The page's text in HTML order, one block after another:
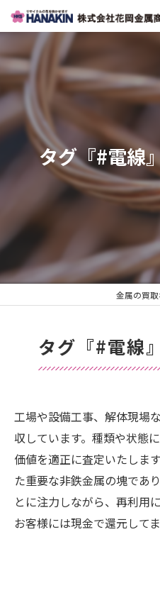
タグ『#電線
金属の買
タグ『#電線
工場や設備工事、解体現場
収しています。種類や状態
価値を適正に査定いたしま
た重要な非鉄金属の塊であ
とに注力しながら、再利用
お客様には現金で還元してま